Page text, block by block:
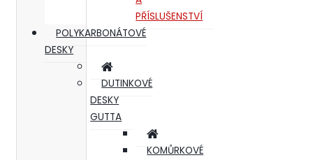
PŘÍSLUŠENSTVÍ
POLYKARBONÁTOVÉ
DESKY
DUTINKOVÉ
DESKY
GUTTA
KOMŮRKOVÉ